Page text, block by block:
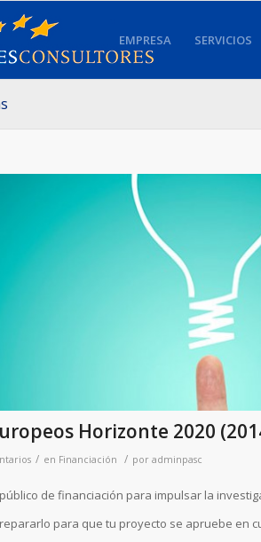
EMPRESA SERVICIOS
Horizonte 2020
/ en Financiación / por adminpasc
de financiación para impulsar la
para que tu proyecto se apruebe en